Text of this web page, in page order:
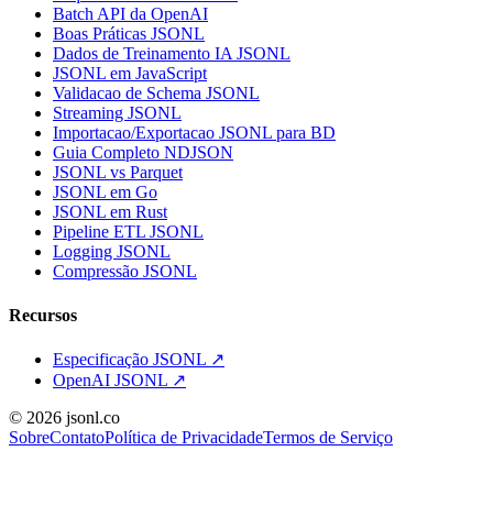
Batch API da OpenAI
Boas Práticas JSONL
Dados de Treinamento IA JSONL
JSONL em JavaScript
Validacao de Schema JSONL
Streaming JSONL
Importacao/Exportacao JSONL para BD
Guia Completo NDJSON
JSONL vs Parquet
JSONL em Go
JSONL em Rust
Pipeline ETL JSONL
Logging JSONL
Compressão JSONL
Recursos
Especificação JSONL ↗
OpenAI JSONL ↗
© 2026 jsonl.co
SobreContatoPolítica de PrivacidadeTermos de Serviço